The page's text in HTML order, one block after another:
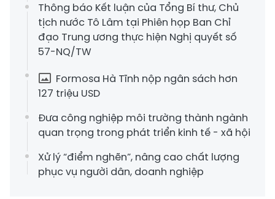
Thông báo Kết luận của Tổng Bí thư, Chủ
tịch nước Tô Lâm tại Phiên họp Ban Chỉ
đạo Trung ương thực hiện Nghị quyết số
57-NQ/TW
Formosa Hà Tĩnh nộp ngân sách hơn
127 triệu USD
Đưa công nghiệp môi trường thành ngành
quan trọng trong phát triển kinh tế - xã hội
Xử lý “điểm nghẽn”, nâng cao chất lượng
phục vụ người dân, doanh nghiệp